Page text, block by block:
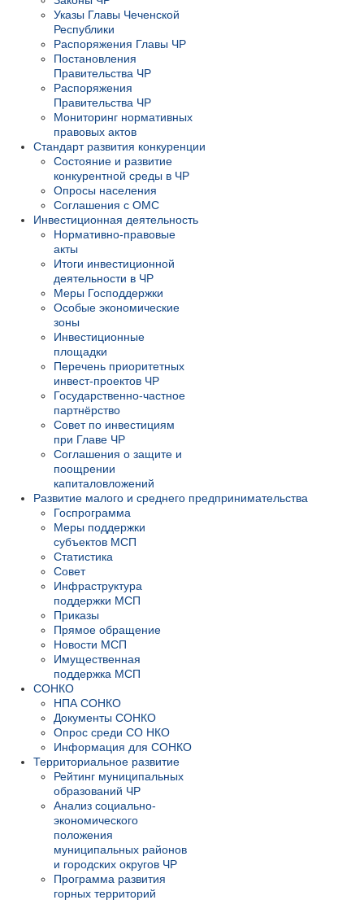
Указы Главы Чеченской
Республики
Распоряжения Главы ЧР
Постановления
Правительства ЧР
Распоряжения
Правительства ЧР
Мониторинг нормативных
правовых актов
Стандарт развития конкуренции
Состояние и развитие
конкурентной среды в ЧР
Опросы населения
Соглашения с ОМС
Инвестиционная деятельность
Нормативно-правовые
акты
Итоги инвестиционной
деятельности в ЧР
Меры Господдержки
Особые экономические
зоны
Инвестиционные
площадки
Перечень приоритетных
инвест-проектов ЧР
Государственно-частное
партнёрство
Совет по инвестициям
при Главе ЧР
Соглашения о защите и
поощрении
капиталовложений
Развитие малого и среднего предпринимательства
Госпрограмма
Меры поддержки
субъектов МСП
Статистика
Совет
Инфраструктура
поддержки МСП
Приказы
Прямое обращение
Новости МСП
Имущественная
поддержка МСП
СОНКО
НПА СОНКО
Документы СОНКО
Опрос среди СО НКО
Информация для СОНКО
Территориальное развитие
Рейтинг муниципальных
образований ЧР
Анализ социально-
экономического
положения
муниципальных районов
и городских округов ЧР
Программа развития
горных территорий